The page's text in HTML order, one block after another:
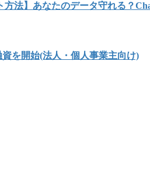
方法】あなたのデータ守れる？
を開始(法人・個人事業主向け)